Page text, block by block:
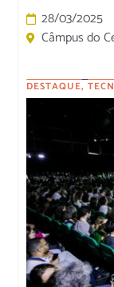
28/03/2025
Câmpus do
DESTAQUE,